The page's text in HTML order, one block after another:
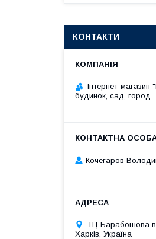
КОНТАКТИ
Інтернет-
будинок, сад, город
Кочегаров
ТЦ Барабошова
Харків, Україна